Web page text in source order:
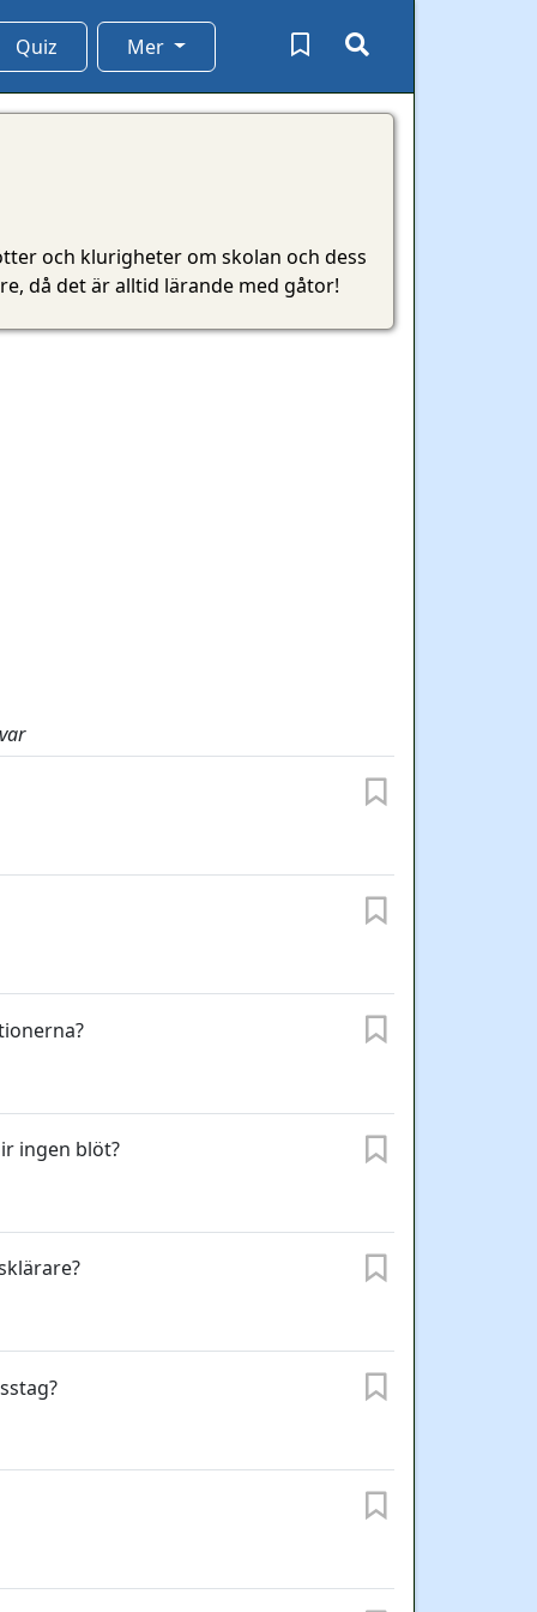
Quiz Mer
och klurigheter om skolan och dess
då det är alltid lärande med gåtor!
ingen blöt?